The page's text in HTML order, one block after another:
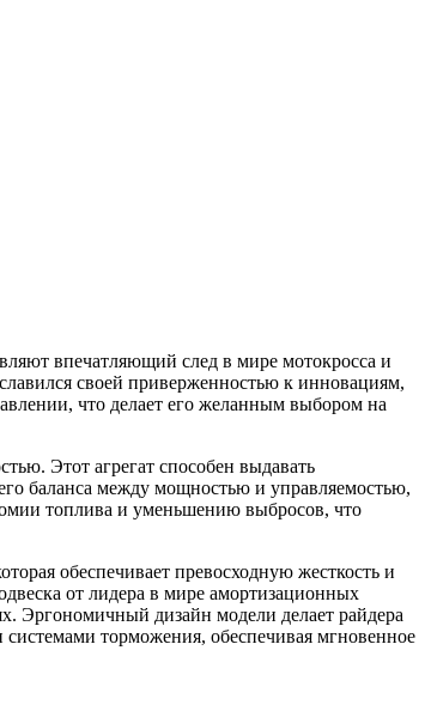
впечатляющий след в мире мотокросса и
славился своей приверженностью к инновациям,
что делает его желанным выбором на
Этот агрегат способен выдавать
баланса между мощностью и управляемостью,
топлива и уменьшению выбросов, что
обеспечивает превосходную жесткость и
от лидера в мире амортизационных
Эргономичный дизайн модели делает райдера
торможения, обеспечивая мгновенное